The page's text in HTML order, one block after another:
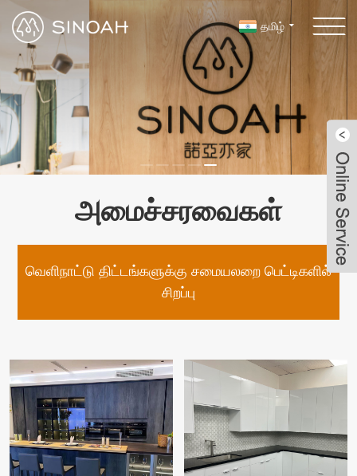
தமிழ்
அமைச்சரவைகள்
வெளிநாட்டு திட்டங்களுக்கு சமையலறை பெட்டிகளில்
சிறப்பு